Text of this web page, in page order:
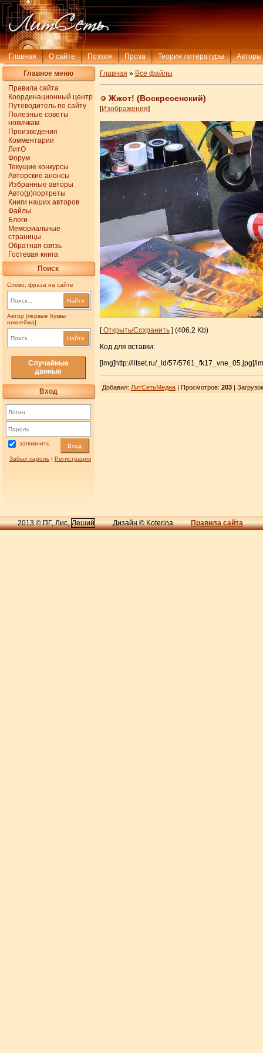
Главная О сайте Поэзия Проза Теория литературы Авторы
Главное меню
Правила сайта
Координационный центр
Путеводитель по сайту
Полезные советы
новичкам
Произведения
Комментарии
ЛитО
Форум
Текущие конкурсы
Авторские анонсы
Избранные авторы
Авто(р)портреты
Книги наших авторов
Файлы
Блоги
Мемориальные
страницы
Обратная связь
Гостевая книга
Поиск
Слово, фраза на сайте
Найти
Автор [первые буквы
никнейма]
Найти
Случайные
данные
Вход
запомнить Вход
Забыл пароль| Регистрация
Главная » Все файлы
Жжот! (Воскресенский)
[Изображения]
[Открыть/Сохранить] (406.2 Kb)
Код для вставки:
[img]http://litset.ru/_ld/57/5761_fk17_vne_05.jpg[/
Добавил: ЛитСетьМедиа| Просмотров: 203| Загрузок
2013 © ПГ, Лис,Леший Дизайн © Koterina Правила сайта